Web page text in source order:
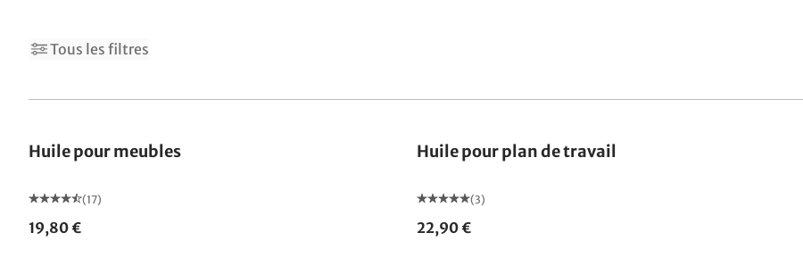
Tous les filtres
Huile pour meubles
(17)
19,80 €
Huile pour plan de travail
(3)
22,90 €